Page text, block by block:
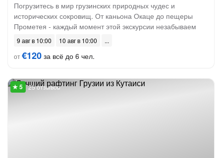
Погрузитесь в мир грузинских природных чудес и
исторических сокровищ. От каньона Окаце до пещеры
Прометея - каждый момент этой экскурсии незабываем
9 авг в 10:00
10 авг в 10:00
от€120 за всё до 6 чел.
25 отзывов